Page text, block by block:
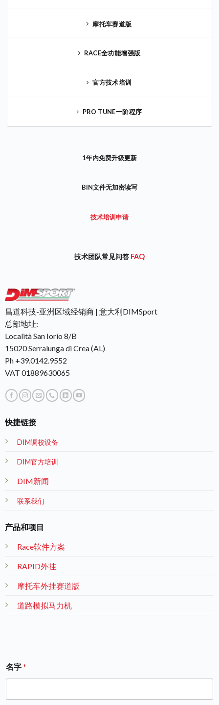
摩托车赛道版
RACE全功能增强版
官方技术培训
PRO TUNE一阶程序
1年内免费升级更新
BIN文件无加密读写
技术培训申请
技术团队常见问答 FAQ
昌道科技-亚洲区域经销商 | 意大利DIMSport
总部地址:
Località San Iorio 8/B
15020 Serralunga di Crea (AL)
Ph +39.0142.9552
VAT 01889630065
快捷链接
DIM调校设备
DIM官方培训
DIM新闻
联系我们
产品和项目
Race软件方案
RAPID外挂
摩托车外挂赛道版
道路模拟马力机
名字*